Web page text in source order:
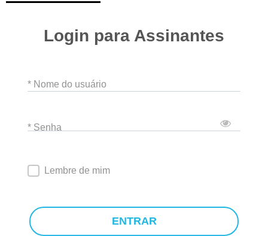
Login para Assinantes
* Nome do usuário
* Senha
Lembre de mim
ENTRAR